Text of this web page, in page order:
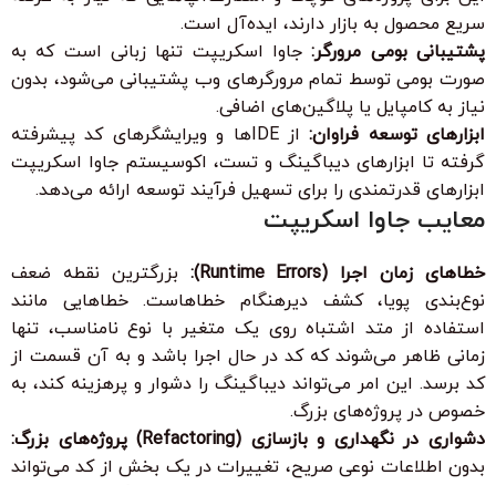
سریع محصول به بازار دارند، ایده‌آل است.
پشتیبانی بومی مرورگر:جاوا اسکریپت تنها زبانی است که به
صورت بومی توسط تمام مرورگرهای وب پشتیبانی می‌شود، بدون
نیاز به کامپایل یا پلاگین‌های اضافی.
ابزارهای توسعه فراوان:
از IDEها و ویرایشگرهای کد پیشرفته
گرفته تا ابزارهای دیباگینگ و تست، اکوسیستم جاوا اسکریپت
ابزارهای قدرتمندی را برای تسهیل فرآیند توسعه ارائه می‌دهد.
معایب جاوا اسکریپت
خطاهای زمان اجرا (Runtime Errors):
بزرگترین نقطه ضعف
نوع‌بندی پویا، کشف دیرهنگام خطاهاست. خطاهایی مانند
استفاده از متد اشتباه روی یک متغیر با نوع نامناسب، تنها
زمانی ظاهر می‌شوند که کد در حال اجرا باشد و به آن قسمت از
کد برسد. این امر می‌تواند دیباگینگ را دشوار و پرهزینه کند، به
خصوص در پروژه‌های بزرگ.
دشواری در نگهداری و بازسازی (Refactoring) پروژه‌های بزرگ:
بدون اطلاعات نوعی صریح، تغییرات در یک بخش از کد می‌تواند